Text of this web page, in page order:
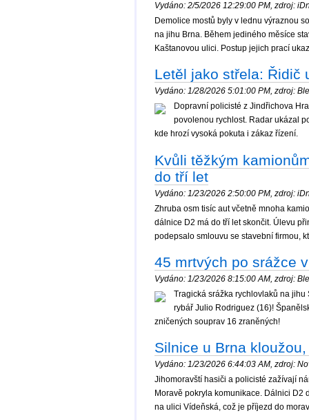
Vydáno: 2/5/2026 12:29:00 PM, zdroj:
Demolice mostů byly v lednu výraznou
na jihu Brna. Během jediného měsíce
Kaštanovou ulici. Postup jejich prací
Letěl jako střela: Řidič
Vydáno: 1/28/2026 5:01:00 PM, zdroj:
Dopravní policisté z Jindřichova
povolenou rychlost. Radar ukázal
kde hrozí vysoká pokuta i zákaz řízení.
Kvůli těžkým
do tří let
Vydáno: 1/23/2026 2:50:00 PM, zdroj:
Zhruba osm tisíc aut včetně mnoha
dálnice D2 má do tří let skončit. Úlevu
podepsalo smlouvu se stavební firmou,
45 mrtvých po srážce
Vydáno: 1/23/2026 8:15:00 AM, zdroj:
Tragická srážka rychlovlaků na
rybář Julio Rodriguez (16)!
zničených souprav 16 zraněných!
Silnice u Brna
Vydáno: 1/23/2026 6:44:03 AM, zdroj:
Jihomoravští hasiči a policisté zažívají
Moravě pokryla komunikace. Dálnici
na ulici Vídeňská, což je příjezd do